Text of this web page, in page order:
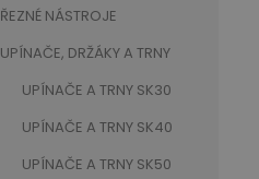
ŘEZNÉ NÁSTROJE
UPÍNAČE, DRŽÁKY A TRNY
UPÍNAČE A TRNY SK30
UPÍNAČE A TRNY SK40
UPÍNAČE A TRNY SK50